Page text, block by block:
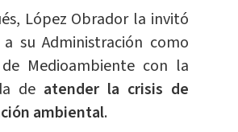
López Obrador la invitó
a su Administración como
Medioambiente con la
de atender la crisis de
ambiental.